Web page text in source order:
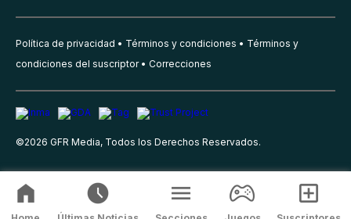
Política de privacidad Términos y condiciones
Términos y
condiciones del suscriptor
Correcciones
©2026 GFR Media, Todos los Derechos Reservados.